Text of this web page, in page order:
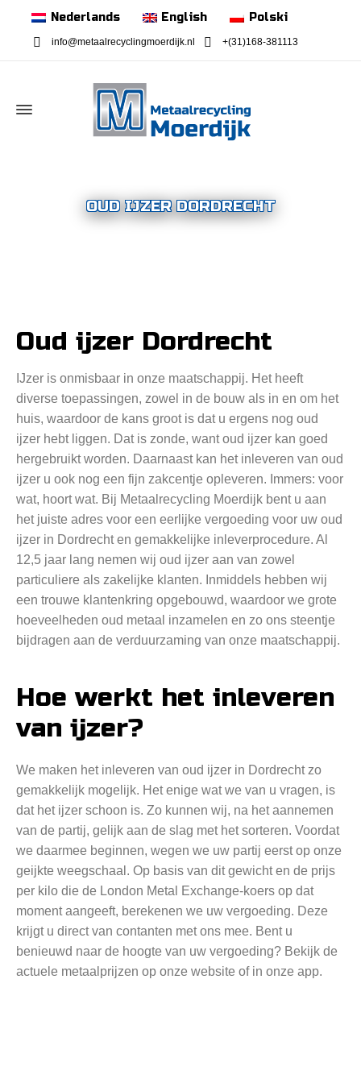
Nederlands English Polski
info@metaalrecyclingmoerdijk.nl +(31)168-381113
OUD IJZER DORDRECHT
Oud ijzer Dordrecht
IJzer is onmisbaar in onze maatschappij. Het heeft
diverse toepassingen, zowel in de bouw als in en om het
huis, waardoor de kans groot is dat u ergens nog oud
ijzer hebt liggen. Dat is zonde, want oud ijzer kan goed
hergebruikt worden. Daarnaast kan het inleveren van oud
ijzer u ook nog een fijn zakcentje opleveren. Immers: voor
wat, hoort wat. Bij Metaalrecycling Moerdijk bent u aan
het juiste adres voor een eerlijke vergoeding voor uw oud
ijzer in Dordrecht en gemakkelijke inleverprocedure. Al
12,5 jaar lang nemen wij oud ijzer aan van zowel
particuliere als zakelijke klanten. Inmiddels hebben wij
een trouwe klantenkring opgebouwd, waardoor we grote
hoeveelheden oud metaal inzamelen en zo ons steentje
bijdragen aan de verduurzaming van onze maatschappij.
Hoe werkt het inleveren
van ijzer?
We maken het inleveren van oud ijzer in Dordrecht zo
gemakkelijk mogelijk. Het enige wat we van u vragen, is
dat het ijzer schoon is. Zo kunnen wij, na het aannemen
van de partij, gelijk aan de slag met het sorteren. Voordat
we daarmee beginnen, wegen we uw partij eerst op onze
geijkte weegschaal. Op basis van dit gewicht en de prijs
per kilo die de London Metal Exchange-koers op dat
moment aangeeft, berekenen we uw vergoeding. Deze
krijgt u direct van contanten met ons mee. Bent u
benieuwd naar de hoogte van uw vergoeding? Bekijk de
actuele metaalprijzen op onze website of in onze app.